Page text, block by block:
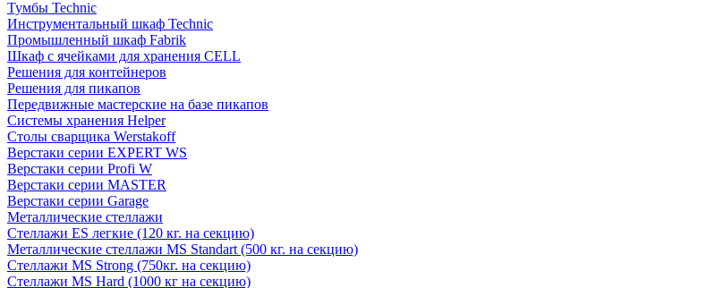
Тумбы Technic
Инструментальный шкаф Technic
Промышленный шкаф Fabrik
Шкаф с ячейками для хранения CELL
Решения для контейнеров
Решения для пикапов
Передвижные мастерские на базе пикапов
Системы хранения Helper
Столы сварщика Werstakoff
Верстаки серии EXPERT WS
Верстаки серии Profi W
Верстаки серии MASTER
Верстаки серии Garage
Металлические стеллажи
Стеллажи ES легкие (120 кг. на секцию)
Металлические стеллажи MS Standart (500 кг. на секцию)
Стеллажи MS Strong (750кг. на секцию)
Стеллажи MS Hard (1000 кг на секцию)